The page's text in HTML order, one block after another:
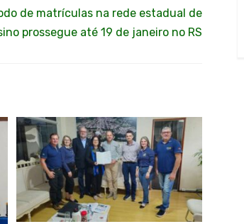
de matrículas na rede estadual de
prossegue até 19 de janeiro no RS